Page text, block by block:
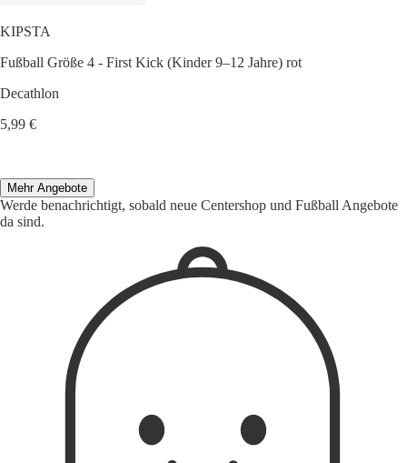
KIPSTA
Fußball Größe 4 - First Kick (Kinder 9–12 Jahre) rot
Decathlon
5,99 €
Mehr Angebote
Werde benachrichtigt, sobald neue Centershop und Fußball Angebote
da sind.